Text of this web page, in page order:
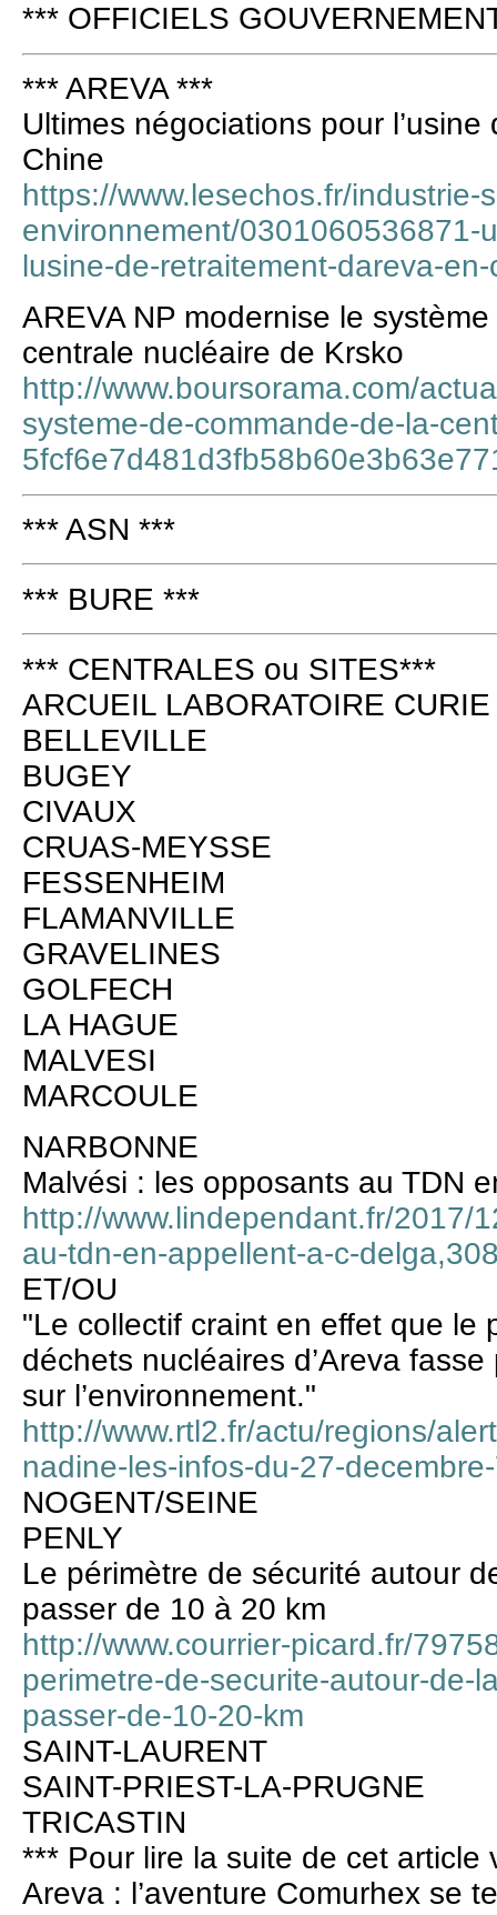
*** OFFICIELS
*** AREVA ***
Ultimes négociations pour
Chine
https://www.lesechos.fr/industrie-
environnement/0301060536871-
lusine-de-retraitement-dareva-
AREVA NP modernise le
centrale nucléaire de Krsko
http://www.boursorama.com/
systeme-de-commande-de-la-
*** ASN ***
*** BURE ***
*** CENTRALES ou SITES***
ARCUEIL LABORATOIRE CURIE
BELLEVILLE
BUGEY
CIVAUX
CRUAS-MEYSSE
FESSENHEIM
FLAMANVILLE
GRAVELINES
GOLFECH
LA HAGUE
MALVESI
MARCOULE
NARBONNE
Malvési : les opposants au TDN
http://www.lindependant.fr/2017/
au-tdn-en-appellent-a-c-
ET/OU
"Le collectif craint en effet que le
déchets nucléaires d’Areva
sur l’environnement."
http://www.rtl2.fr/actu/regions/
nadine-les-infos-du-27-
NOGENT/SEINE
PENLY
Le périmètre de sécurité autour
passer de 10 à 20 km
http://www.courrier-picard.fr/
perimetre-de-securite-autour-de-
passer-de-10-20-km
SAINT-LAURENT
SAINT-PRIEST-LA-PRUGNE
TRICASTIN
*** Pour lire la suite de cet
Areva : l’aventure Comurhex se